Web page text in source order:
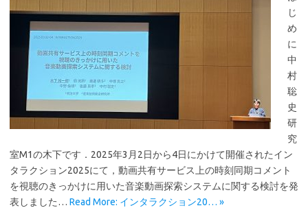
じ
め
に
中
村
聡
史
研
究
室M1の木下です．2025年3月2日から4日にかけて開催されたイン
タラクション2025にて，動画共有サービス上の時刻同期コメント
を視聴のきっかけに用いた音楽動画探索システムに関する検討を発
表しました… Read More: インタラクション20… »